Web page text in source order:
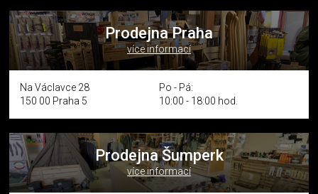
Prodejna Praha
více informací
Na Václavce 28
150 00 Praha 5
Po - Pá:
10:00 - 18:00 hod.
Prodejna Šumperk
více informací